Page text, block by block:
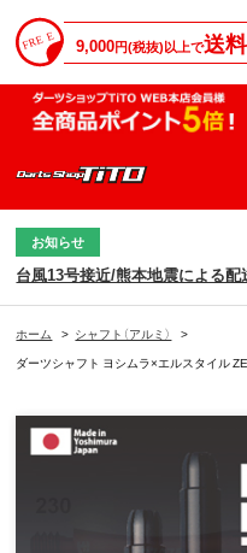
9,000円(税抜)以上で送
お知らせ
台風13号接近/熊本地震による
ホーム > シャフト（アルミ）
>
ダーツシャフト ヨシムラ×エルスタイル